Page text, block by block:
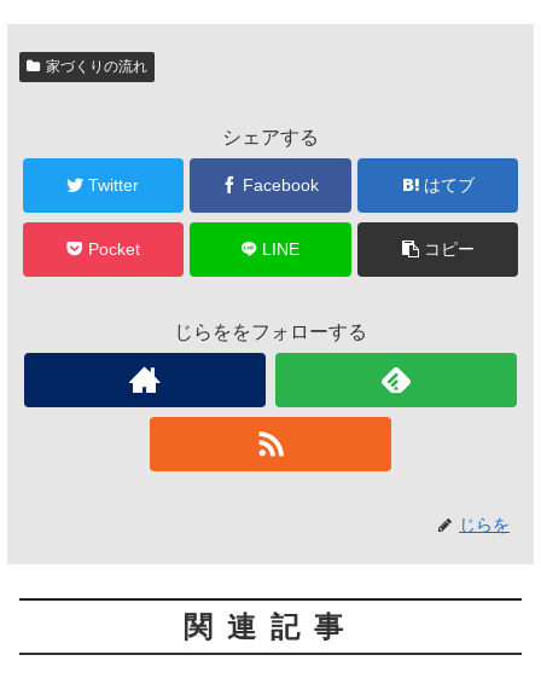
家づくりの流れ
シェアする
Twitter Facebook はてブ
Pocket LINE コピー
じらををフォローする
じらを
関連記事